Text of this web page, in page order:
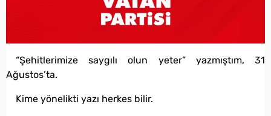
“Şehitlerimize saygılı olun yeter” yazmıştım, 31
Ağustos’ta.
Kime yönelikti yazı herkes bilir.